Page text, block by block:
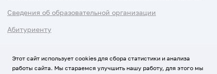
Сведения об образовательной организации
Абитуриенту
Этот сайт использует cookies для сбора статистики и анализа
работы сайта. Мы стараемся улучшить нашу работу, для этого мы